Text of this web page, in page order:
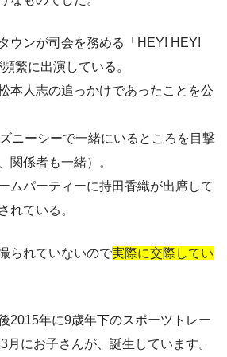
ウンが司会を務める「HEY! HEY!
繁に出演している。
本人志の追っかけであったことを公
ニーシーで一緒にいるところを目撃
関係者も一緒）。
ムパーティーに持田香織が出席して
れている。
られていないので実際に交際してい
2015年に9歳年下のスポーツトレー
月にお子さんが、誕生しています。